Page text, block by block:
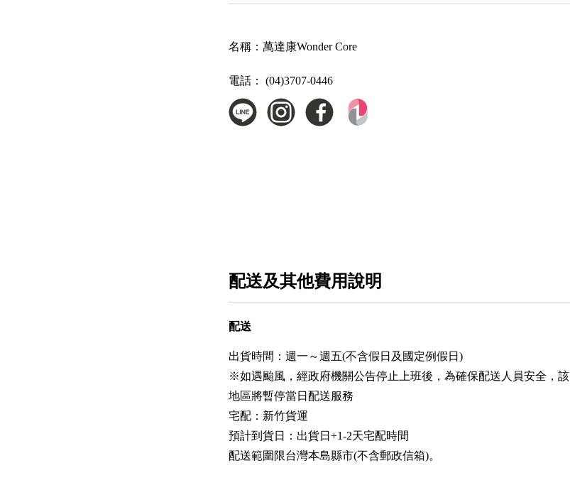
名稱： 萬達康Wonder Core
電話： (04)3707-0446
配送及其他費用說明
配送
出貨時間：週一～週五(不含假日及國定例假日)
※如遇颱風，經政府機關公告停止上班後，為確保配送人員安全，該
地區將暫停當日配送服務
宅配：新竹貨運
預計到貨日：出貨日+1-2天宅配時間
配送範圍限台灣本島縣市(不含郵政信箱)。